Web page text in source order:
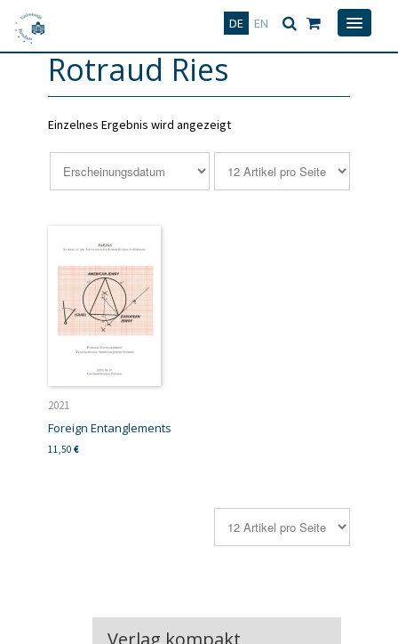
DE EN
Deutsch
Rotraud Ries
Einzelnes Ergebnis wird angezeigt
2021
Foreign Entanglements
11,50 €